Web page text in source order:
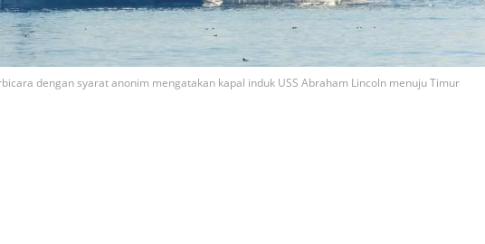
dengan syarat anonim mengatakan kapal induk USS Abraham Lincoln menuju Timur